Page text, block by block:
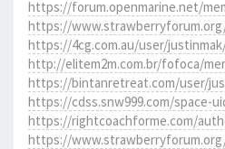
https://forum.openmarine.net/
https://
https://4cg.com.au/user/
http://elitem2m.com.br/fofoca/
https://bintanretreat.com/user/
https://cdss.snw999.com/space-
https://rightcoachforme.com/
https://